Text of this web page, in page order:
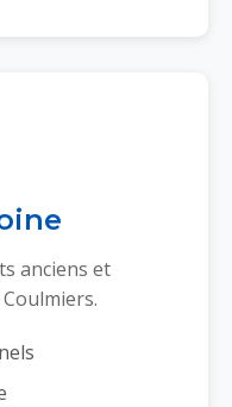
anciens et